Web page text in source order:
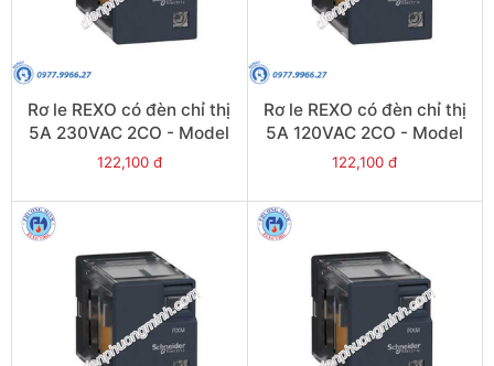
Rơ le REXO có đèn chỉ thị
5A 230VAC 2CO - Model
RXM2LB2P7
122,100 đ
Rơ le REXO có đèn chỉ thị
5A 120VAC 2CO - Model
RXM2LB2F7
122,100 đ